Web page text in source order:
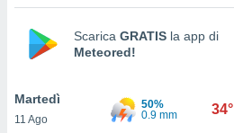
la
nella
Scarica GRATIS la app di
Meteored!
Martedì
11 Ago
50%
0.9 mm
34°